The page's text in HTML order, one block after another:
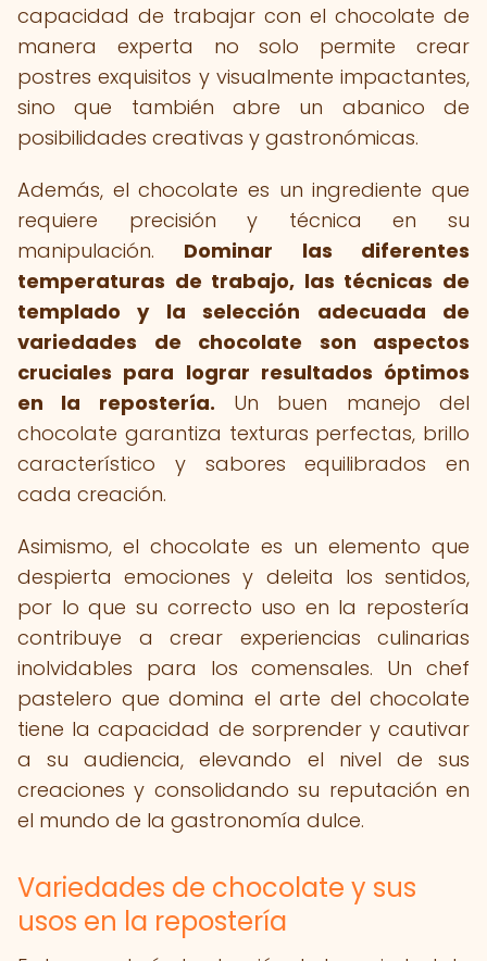
capacidad de trabajar con el chocolate de
manera experta no solo permite crear
postres exquisitos y visualmente impactantes,
sino que también abre un abanico de
posibilidades creativas y gastronómicas.
Además, el chocolate es un ingrediente que
requiere precisión y técnica en su
manipulación. Dominar las diferentes
temperaturas de trabajo, las técnicas de
templado y la selección adecuada de
variedades de chocolate son aspectos
cruciales para lograr resultados óptimos
en la repostería. Un buen manejo del
chocolate garantiza texturas perfectas, brillo
característico y sabores equilibrados en
cada creación.
Asimismo, el chocolate es un elemento que
despierta emociones y deleita los sentidos,
por lo que su correcto uso en la repostería
contribuye a crear experiencias culinarias
inolvidables para los comensales. Un chef
pastelero que domina el arte del chocolate
tiene la capacidad de sorprender y cautivar
a su audiencia, elevando el nivel de sus
creaciones y consolidando su reputación en
el mundo de la gastronomía dulce.
Variedades de chocolate y sus
usos en la repostería